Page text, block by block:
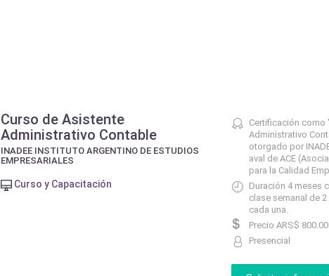
Curso de Asistente
Administrativo Contable
INADEE INSTITUTO ARGENTINO DE ESTUDIOS
EMPRESARIALES
Curso y Capacitación
Certificación como
Administrativo
otorgado por
aval de ACE
para la Calidad
Duración 4 meses
clase semanal de 2
cada una.
Precio ARS$ 800.00
Presencial